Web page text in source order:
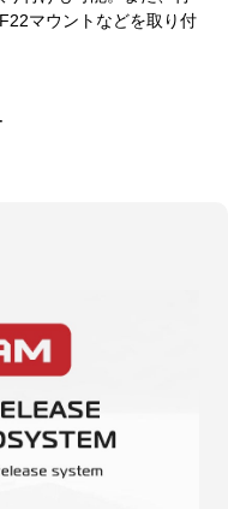
マウントなどを取り付